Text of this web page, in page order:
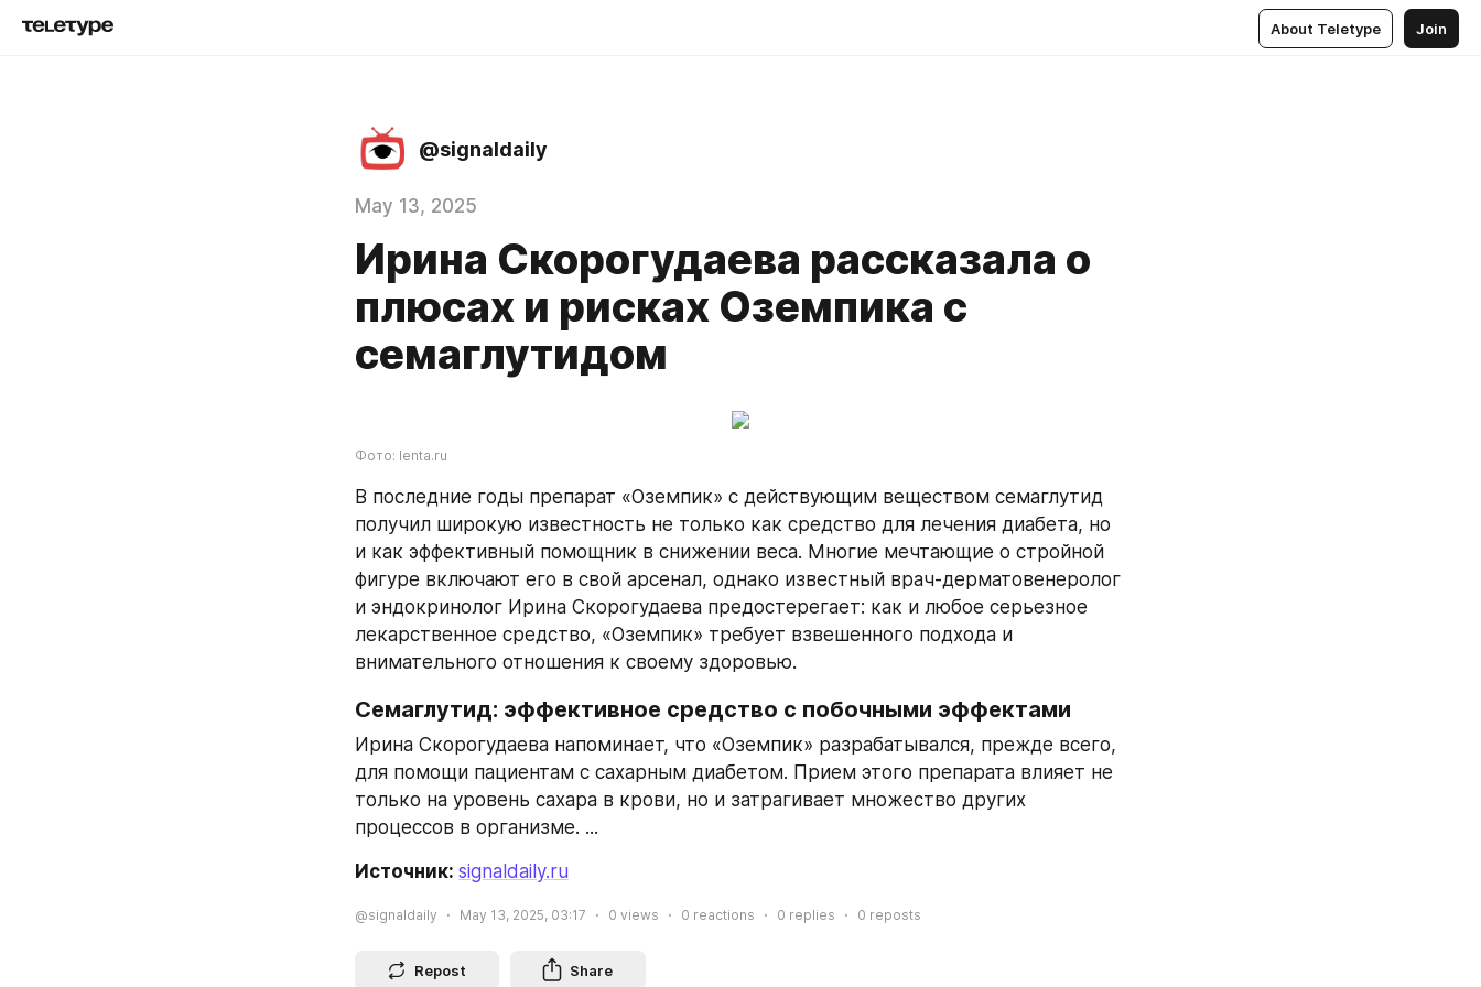
About Teletype Join
@signaldaily
May 13, 2025
Ирина Скорогудаева рассказала о
плюсах и рисках Оземпика с
семаглутидом
Фото: lenta.ru
В последние годы препарат «Оземпик» с действующим веществом семаглутид
получил широкую известность не только как средство для лечения диабета, но
и как эффективный помощник в снижении веса. Многие мечтающие о стройной
фигуре включают его в свой арсенал, однако известный врач-дерматовенеролог
и эндокринолог Ирина Скорогудаева предостерегает: как и любое серьезное
лекарственное средство, «Оземпик» требует взвешенного подхода и
внимательного отношения к своему здоровью.
Семаглутид: эффективное средство с побочными эффектами
Ирина Скорогудаева напоминает, что «Оземпик» разрабатывался, прежде всего,
для помощи пациентам с сахарным диабетом. Прием этого препарата влияет не
только на уровень сахара в крови, но и затрагивает множество других
процессов в организме. ...
Источник: signaldaily.ru
@signaldaily May 13, 2025, 03:17 0 views 0 reactions 0 replies 0 reposts
Repost Share